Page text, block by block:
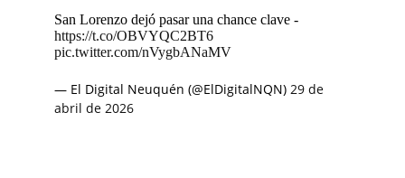
San Lorenzo dejó pasar una chance clave -
https://t.co/OBVYQC2BT6
pic.twitter.com/nVygbANaMV
— El Digital Neuquén (@ElDigitalNQN) 29 de
abril de 2026